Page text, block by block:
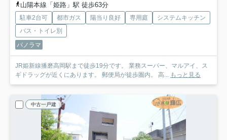
山陽本線「姫路」駅 徒歩63分
駐車2台可 都市ガス 陽当り良好 専用庭
システムキッチン
バス・トイレ別
パノラマ
JR姫新線播磨高岡駅まで徒歩19分です。 業務スーパー、マルアイ、ス
ギドラッグが近くにあります。 郵便局が徒歩圏内。 高...
もっと見る
中古一戸建